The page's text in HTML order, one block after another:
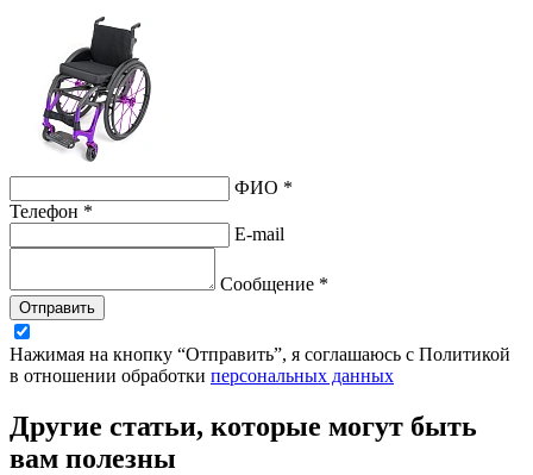
ФИО *
Телефон *
E-mail
Сообщение *
Отправить
Нажимая на кнопку “Отправить”, я соглашаюсь с Политикой
в отношении обработки персональных данных
Другие статьи, которые могут быть
вам полезны